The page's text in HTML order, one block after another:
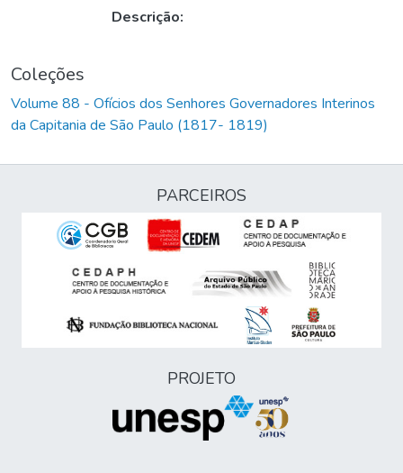
Descrição:
Coleções
Volume 88 - Ofícios dos Senhores Governadores Interinos
da Capitania de São Paulo (1817- 1819)
PARCEIROS
PROJETO